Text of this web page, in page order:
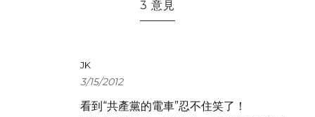
3 意見
JK
3/15/2012
看到“共產黨的電車”忍不住笑了！